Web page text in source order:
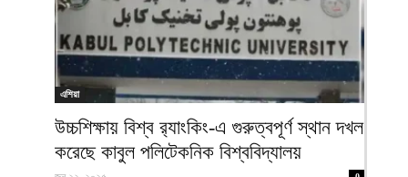
আল-
ফিরদাউস
এশিয়া
উচ্চশিক্ষায় বিশ্ব র‍্যাংকিং-এ গুরুত্বপূর্ণ স্থান দখল
করেছে কাবুল পলিটেকনিক বিশ্ববিদ্যালয়